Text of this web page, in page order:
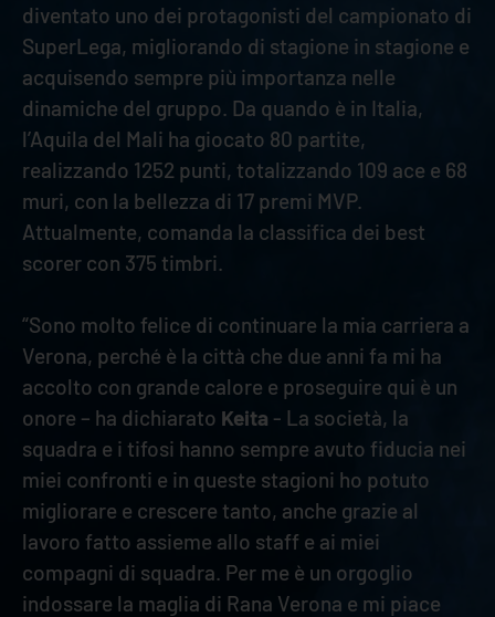
diventato uno dei protagonisti del campionato di
SuperLega, migliorando di stagione in stagione e
acquisendo sempre più importanza nelle
dinamiche del gruppo. Da quando è in Italia,
l’Aquila del Mali ha giocato 80 partite,
realizzando 1252 punti, totalizzando 109 ace e 68
muri, con la bellezza di 17 premi MVP.
Attualmente, comanda la classifica dei best
scorer con 375 timbri.
“Sono molto felice di continuare la mia carriera a
Verona, perché è la città che due anni fa mi ha
accolto con grande calore e proseguire qui è un
onore – ha dichiarato Keita - La società, la
squadra e i tifosi hanno sempre avuto fiducia nei
miei confronti e in queste stagioni ho potuto
migliorare e crescere tanto, anche grazie al
lavoro fatto assieme allo staff e ai miei
compagni di squadra. Per me è un orgoglio
indossare la maglia di Rana Verona e mi piace